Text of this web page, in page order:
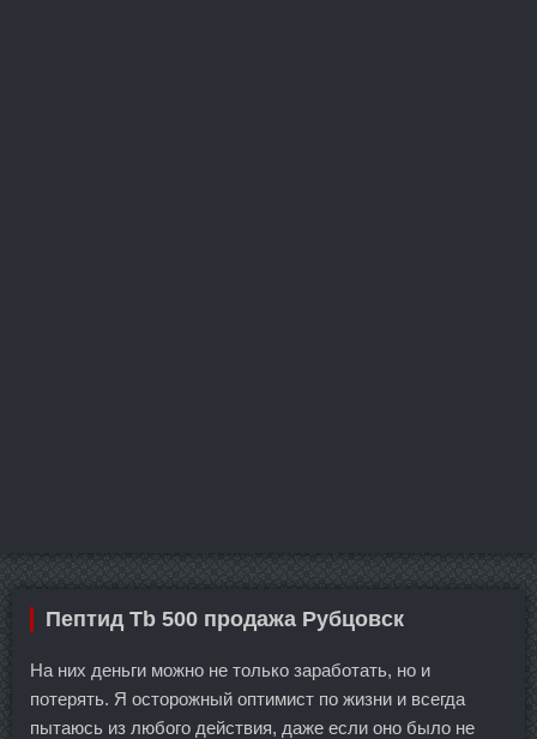
Пептид Tb 500 продажа Рубцовск
На них деньги можно не только заработать, но и
потерять. Я осторожный оптимист по жизни и всегда
пытаюсь из любого действия, даже если оно было не